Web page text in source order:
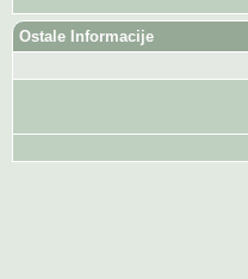
Ostale Informacije